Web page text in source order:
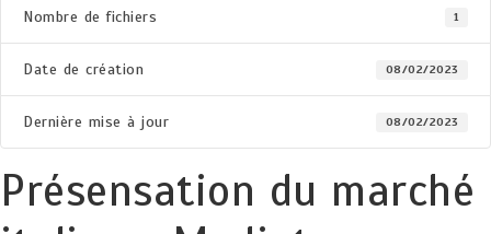
Nombre de fichiers 1
Date de création 08/02/2023
Dernière mise à jour 08/02/2023
Présensation du marché